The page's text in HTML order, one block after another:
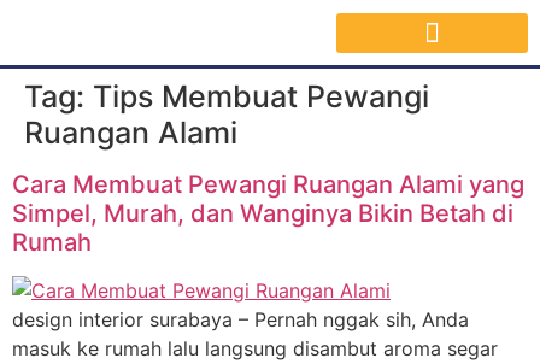
Tag: Tips Membuat Pewangi
Ruangan Alami
Cara Membuat Pewangi Ruangan Alami yang
Simpel, Murah, dan Wanginya Bikin Betah di
Rumah
design interior surabaya – Pernah nggak sih, Anda
masuk ke rumah lalu langsung disambut aroma segar